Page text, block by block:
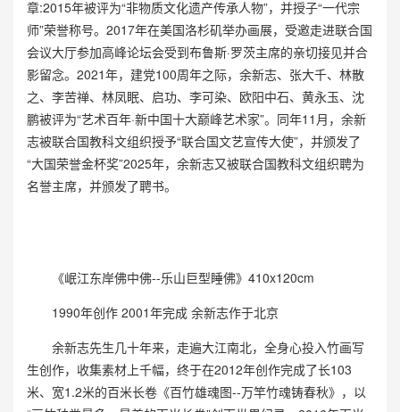
章:2015年被评为“非物质文化遗产传承人物”，并授子“一代宗
师”荣誉称号。2017年在美国洛杉矶举办画展，受邀走进联合国
会议大厅参加高峰论坛会受到布鲁斯·罗茨主席的亲切接见并合
影留念。2021年，建党100周年之际，余新志、张大千、林散
之、李苦禅、林凤眠、启功、李可染、欧阳中石、黄永玉、沈
鹏被评为“艺术百年·新中国十大巅峰艺术家”。同年11月，余新
志被联合国教科文组织授予“联合国文艺宣传大使”，并颁发了
“大国荣誉金杯奖”2025年，余新志又被联合国教科文组织聘为
名誉主席，并颁发了聘书。
《岷江东岸佛中佛--乐山巨型睡佛》410x120cm
1990年创作 2001年完成 余新志作于北京
余新志先生几十年来，走遍大江南北，全身心投入竹画写
生创作，收集素材上千幅，终于在2012年创作完成了长103
米、宽1.2米的百米长卷《百竹雄魂图--万竿竹魂铸春秋》，以